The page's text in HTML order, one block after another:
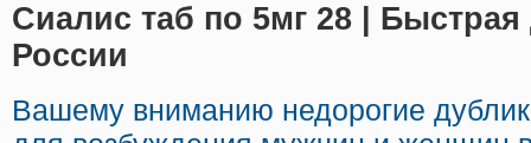
Сиалис таб по 5мг 28 | Быстрая
России
Вашему вниманию недорогие